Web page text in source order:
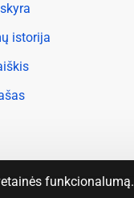
funkcionalumą.
istorija